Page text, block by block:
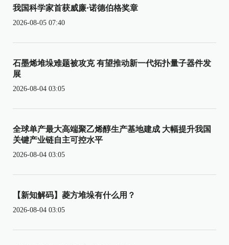
我国科学家首获威廉·诺德伯格奖章
2026-08-05 07:40
石墨烯堆垛难题被攻克 有望推动新一代拓扑量子器件发
展
2026-08-04 03:05
全球单产最大高端聚乙烯醇生产基地建成 大幅提升我国
关键产业链自主可控水平
2026-08-04 03:05
【新知解码】菱方堆垛有什么用？
2026-08-04 03:05